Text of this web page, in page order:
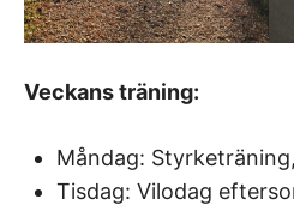
Veckans träning:
Måndag:
Tisdag: Vilodag